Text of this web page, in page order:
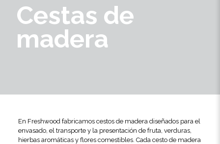
Cestas de
madera
En Freshwood fabricamos cestos de madera diseñados para el
envasado, el transporte y la presentación de fruta, verduras,
hierbas aromáticas y flores comestibles. Cada cesto de madera